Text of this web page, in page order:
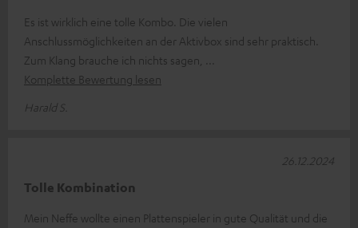
Es ist wirklich eine tolle Kombo. Die vielen
Anschlussmöglichkeiten an der Aktivbox sind sehr praktisch.
Zum Klang brauche ich nichts sagen,
Komplette Bewertung lesen
Harald S.
Tolle Kombination
Mein Neffe wollte einen Plattenspieler in gute Qualität und die
26.12.2024